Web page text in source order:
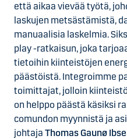
että aikaa vievää työtä,
laskujen metsästämistä,
manuaalisia laskelmia.
play -ratkaisun, joka
tietoihin kiinteistöjen
päästöistä. Integroimme
toimittajat, jolloin
on helppo päästä käsiksi
comundon myynnistä ja
johtaja Thomas Gaunø